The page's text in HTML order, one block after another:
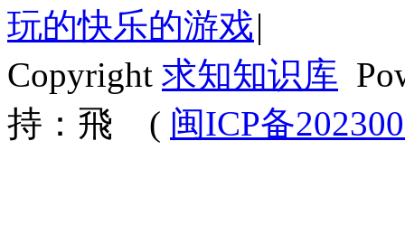
玩的快乐的游戏|
Copyright 求知知识库
持：飛
( 闽ICP备